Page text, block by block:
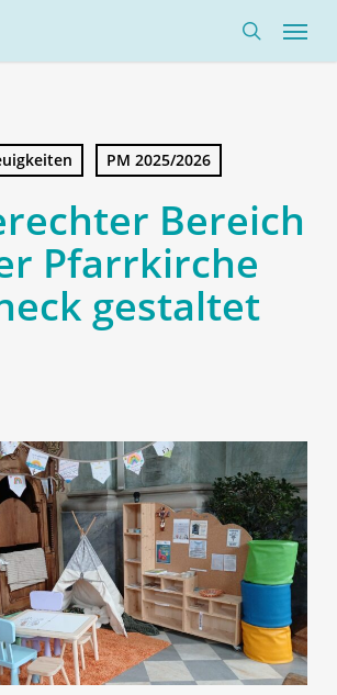
Menü
PM 2025/2026
Bereich
Pfarrkirche
gestaltet